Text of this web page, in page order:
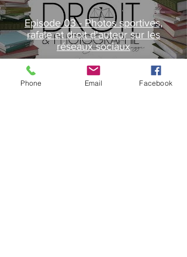
Episode 03 - Photos sportives,
rafale et droit d'auteur sur les
réseaux sociaux
Afspil video
Phone Email Facebook